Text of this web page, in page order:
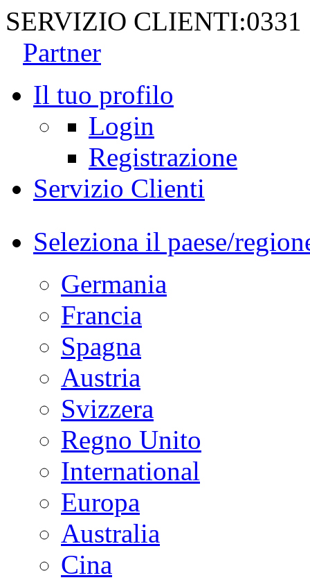
SERVIZIO CLIENTI:0331
Partner
Il tuo profilo
Login
Registrazione
Servizio Clienti
Seleziona il paese/
Germania
Francia
Spagna
Austria
Svizzera
Regno Unito
International
Europa
Australia
Cina